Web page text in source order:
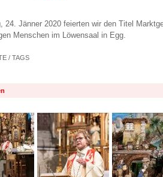
24. Jänner 2020 feierten wir den Titel
Menschen im Löwensaal in Egg.
/ TAGS